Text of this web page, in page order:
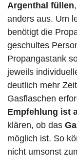
Argenthal füllen
anders aus. Um
benötigt die
geschultes
Propangastank
jeweils
deutlich mehr
Gasflaschen
Empfehlung ist
klären, ob das
möglich ist. So
nicht umsonst